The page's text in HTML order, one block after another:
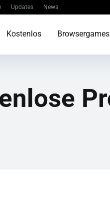
Updates News
Kostenlos Browsergames